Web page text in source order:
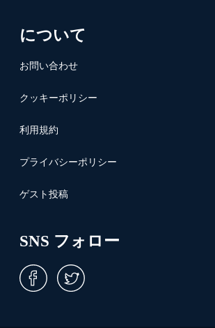
について
お問い合わせ
クッキーポリシー
利用規約
プライバシーポリシー
ゲスト投稿
SNS フォロー